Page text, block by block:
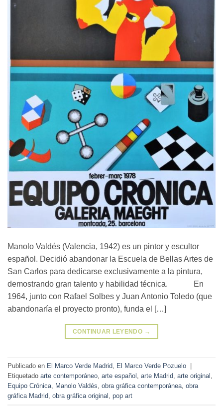
Manolo Valdés (Valencia, 1942) es un pintor y escultor
español. Decidió abandonar la Escuela de Bellas Artes de
San Carlos para dedicarse exclusivamente a la pintura,
demostrando gran talento y habilidad técnica. En
1964, junto con Rafael Solbes y Juan Antonio Toledo (que
abandonaría el proyecto pronto), funda el […]
CONTINUAR LEYENDO →
Publicado en El Marco Verde Madrid El Marco Verde Pozuelo
Etiquetado arte contemporáneo arte español arte Madrid arte original
Equipo Crónica
Manolo Valdés obra gráfica contemporánea obra
gráfica Madrid obra gráfica original pop art